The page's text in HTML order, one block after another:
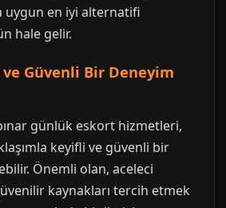
uygun en iyi alternatifi
hale gelir.
Güvenli Bir Deneyim
günlük eskort hizmetleri,
keyifli ve güvenli bir
Önemli olan, aceleci
kaynakları tercih etmek